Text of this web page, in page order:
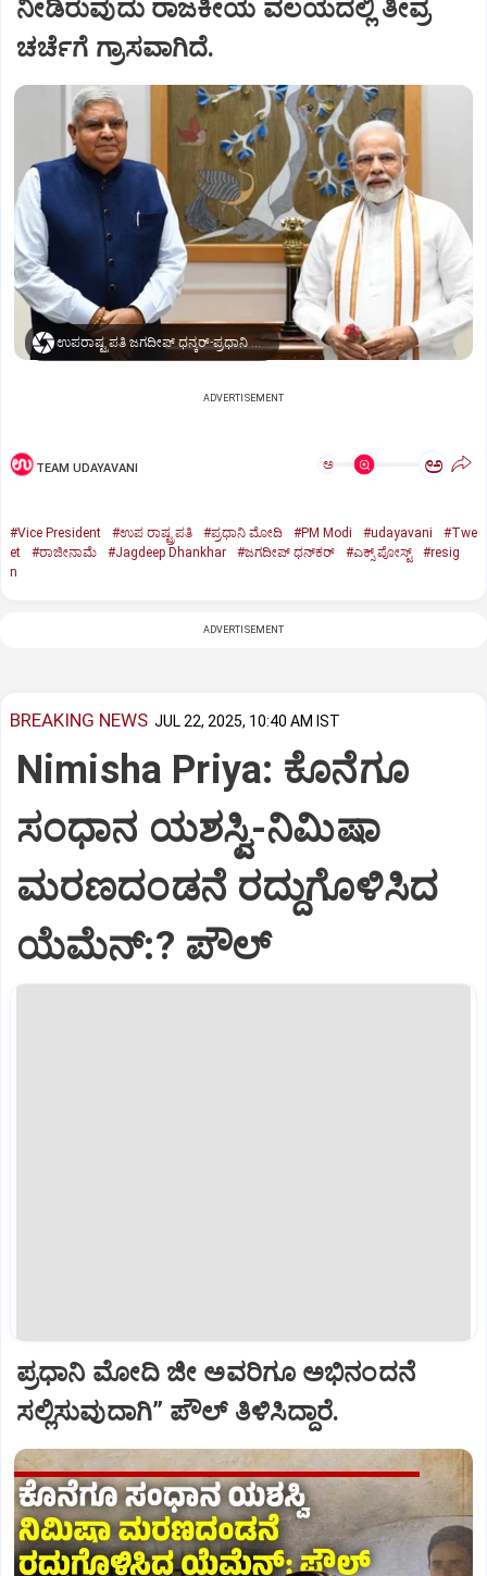
ನೀಡಿರುವುದು ರಾಜಕೀಯ ವಲಯದಲ್ಲಿ ತೀವ್ರ
ಚರ್ಚೆಗೆ ಗ್ರಾಸವಾಗಿದೆ.
ಉಪರಾಷ್ಟ್ರಪತಿ ಜಗದೀಪ್‌ ಧನ್ಕರ್-ಪ್ರಧಾನಿ ಮೋದಿ
ADVERTISEMENT
TEAM UDAYAVANI ಅ ಅ
#Vice President #ಉಪ ರಾಷ್ಟ್ರಪತಿ #ಪ್ರಧಾನಿ ಮೋದಿ #PM Modi #udayavani
#Twe
et
#ರಾಜೀನಾಮೆ #Jagdeep Dhankhar #ಜಗದೀಪ್‌ ಧನ್‌ಕರ್‌ #ಎಕ್ಸ್‌ ಪೋಸ್ಟ್
#resig
n
ADVERTISEMENT
BREAKING NEWS JUL 22, 2025, 10:40 AM IST
Nimisha Priya: ಕೊನೆಗೂ
ಸಂಧಾನ ಯಶಸ್ವಿ-ನಿಮಿಷಾ
ಮರಣದಂಡನೆ ರದ್ದುಗೊಳಿಸಿದ
ಯೆಮೆನ್:? ಪೌಲ್
ಪ್ರಧಾನಿ ಮೋದಿ ಜೀ ಅವರಿಗೂ ಅಭಿನಂದನೆ
ಸಲ್ಲಿಸುವುದಾಗಿ” ಪೌಲ್‌ ತಿಳಿಸಿದ್ದಾರೆ.